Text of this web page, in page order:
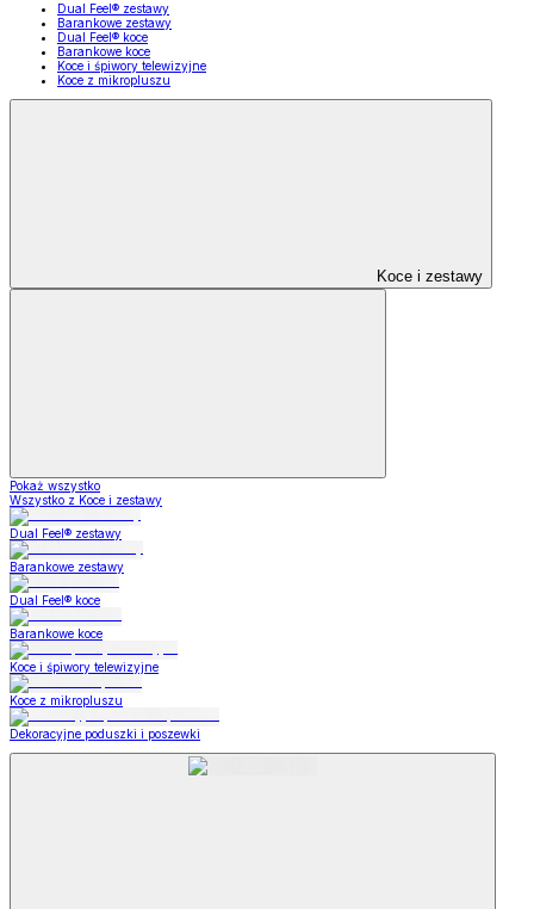
Dual Feel® zestawy
Barankowe zestawy
Dual Feel® koce
Barankowe koce
Koce i śpiwory telewizyjne
Koce z mikropluszu
Koce i zestawy
Pokaż wszystko
Wszystko z Koce i zestawy
Dual Feel® zestawy
Barankowe zestawy
Dual Feel® koce
Barankowe koce
Koce i śpiwory telewizyjne
Koce z mikropluszu
Dekoracyjne poduszki i poszewki